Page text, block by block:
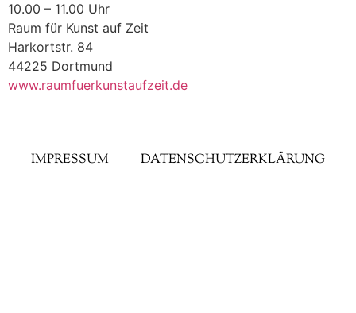
10.00 – 11.00 Uhr
Raum für Kunst auf Zeit
Harkortstr. 84
44225 Dortmund
www.raumfuerkunstaufzeit.de
IMPRESSUM DATENSCHUTZERKLÄRUNG